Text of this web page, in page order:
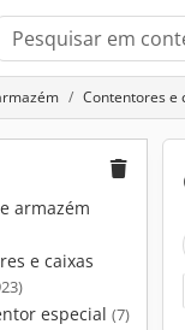
Contentores e
armazém
e caixas
especial (7)